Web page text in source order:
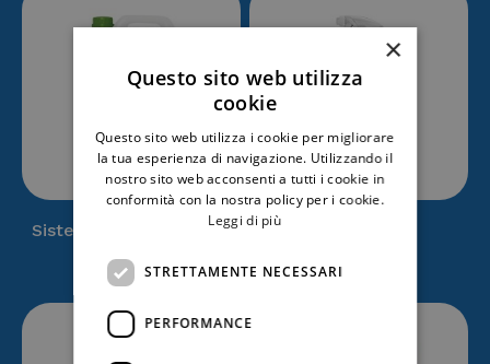
Sistema cura pavimenti
(13)
×
Questo sito web utilizza
cookie
Questo sito web utilizza i cookie per migliorare
la tua esperienza di navigazione. Utilizzando il
nostro sito web acconsenti a tutti i cookie in
conformità con la nostra policy per i cookie.
Leggi di più
STRETTAMENTE NECESSARI
PERFORMANCE